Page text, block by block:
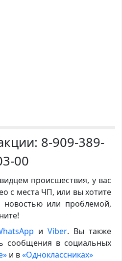
8-909-389-
00
происшествия, у вас
с места ЧП, или вы хотите
новостью или проблемой,
иViber. Вы также
сообщения в социальных
и в«Одноклассниках»